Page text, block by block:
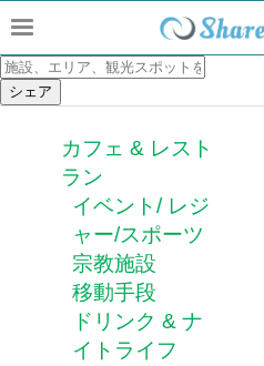
カフェ & レスト
ラン
イベント/ レジ
ャー/スポーツ
宗教施設
移動手段
ドリンク & ナ
イトライフ